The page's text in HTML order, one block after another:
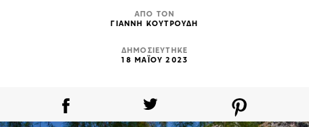
ΑΠΟ ΤΟΝ
ΓΙΑΝΝΗ ΚΟΥΤΡΟΥΔΗ
ΔΗΜΟΣΙΕΥΤΗΚΕ
18 ΜΑΪΟΥ 2023